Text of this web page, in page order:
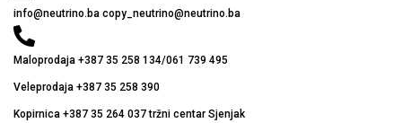
info@neutrino.ba copy_neutrino@neutrino.ba
Maloprodaja +387 35 258 134/061 739 495
Veleprodaja +387 35 258 390
Kopirnica +387 35 264 037 tržni centar Sjenjak